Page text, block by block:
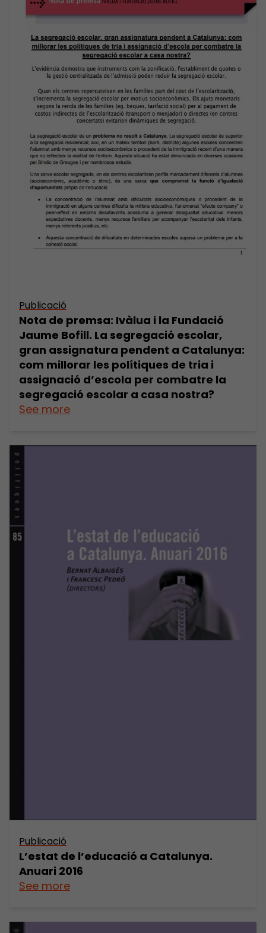
Publicació
Nota de premsa: Ivàlua i la Fundació
Jaume Bofill. La segregació escolar,
gran assignatura pendent a Catalunya:
com millorar les polítiques de tria i
assignació d’escola per combatre la
segregació escolar a casa nostra?
See more
Publicació
L’estat de l’educació a Catalunya.
Anuari 2016
See more